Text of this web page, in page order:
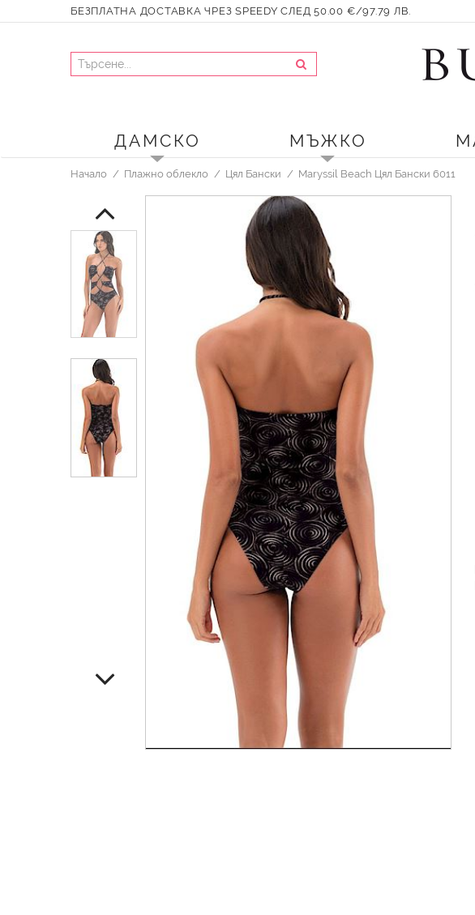
БЕЗПЛАТНА ДОСТАВКА ЧРЕЗ SPEEDY СЛЕД 50.00 €/97.79 ЛВ.
ДАМСКО МЪЖКО
Начало Плажно облекло Цял Бански Maryssil Beach Цял Бански 6011